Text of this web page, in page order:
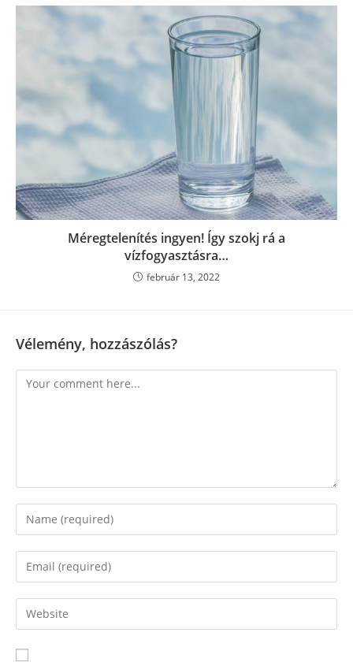
Méregtelenítés ingyen! Így szokj rá a
vízfogyasztásra…
február 13, 2022
Vélemény, hozzászólás?